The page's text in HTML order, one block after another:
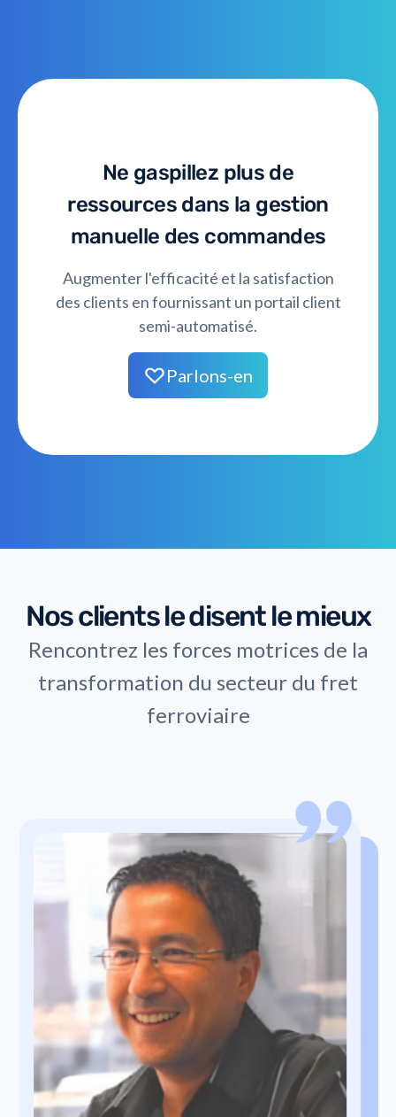
Ne gaspillez plus de
ressources dans la gestion
manuelle des commandes
Augmenter l'efficacité et la satisfaction
des clients en fournissant un portail client
semi-automatisé.
Parlons-en
Nos clients le disent le mieux
Rencontrez les forces motrices de la
transformation du secteur du fret
ferroviaire
Oetze Dusseljee